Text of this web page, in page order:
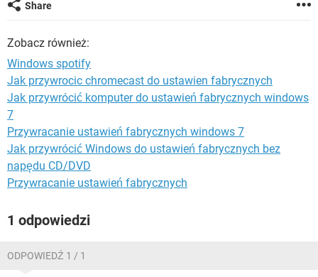
WINDOWS 10
Share
Zobacz również:
Windows spotify
Jak przywrocic chromecast do ustawien fabrycznych
Jak przywrócić komputer do ustawień fabrycznych windows
7
Przywracanie ustawień fabrycznych windows 7
Jak przywrócić Windows do ustawień fabrycznych bez
napędu CD/DVD
Przywracanie ustawień fabrycznych
1 odpowiedzi
ODPOWIEDŹ 1 / 1